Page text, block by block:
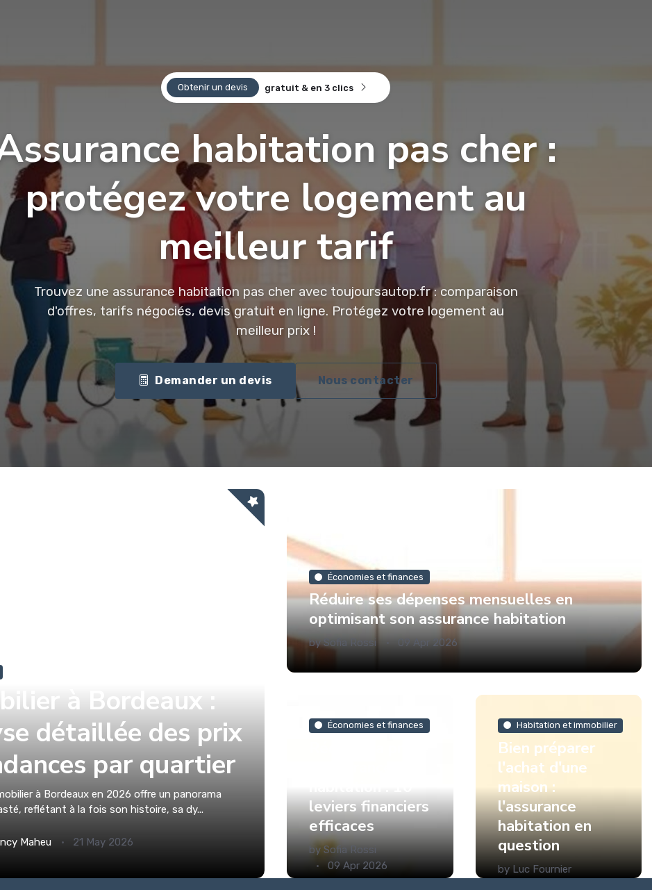
Obtenir un devis gratuit & en 3 clics
habitation pas cher :
protégez votre logement au
meilleur tarif
Trouvez une assurance habitation pas cher avec toujoursautop.fr : comparaison
d'offres, tarifs négociés, devis gratuit en ligne. Protégez votre logement au
meilleur prix !
Demander un devis Nous contacter
à Bordeaux :
détaillée des prix
par quartier
à Bordeaux en 2026 offre un panorama
reflétant à la fois son histoire, sa dy...
Maheu 21 May 2026
Économies et finances
Réduire ses dépenses mensuelles en
optimisant son assurance habitation
bySofia Rossi 09 Apr 2026
Économies et finances
leviers financiers
efficaces
by Sofia Rossi
09 Apr 2026
Habitation et immobilier
Bien préparer
l'achat d'une
maison :
l'assurance
habitation en
question
by Luc Fournier